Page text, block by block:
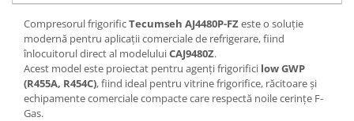
Compresorul frigorificTecumseh AJ4480P-FZ este o soluție
modernă pentru aplicații comerciale de refrigerare, fiind
înlocuitorul direct al modeluluiCAJ9480Z.
Acest model este proiectat pentru agenți frigorifici low GWP
(R455A, R454C), fiind ideal pentru vitrine frigorifice, răcitoare și
echipamente comerciale compacte care respectă noile cerințe F-
Gas.